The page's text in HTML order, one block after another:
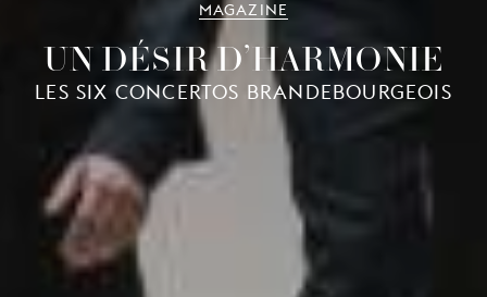
MAGAZINE
UN DÉSIR D’HARMONIE
LES SIX CONCERTOS BRANDEBOURGEOIS